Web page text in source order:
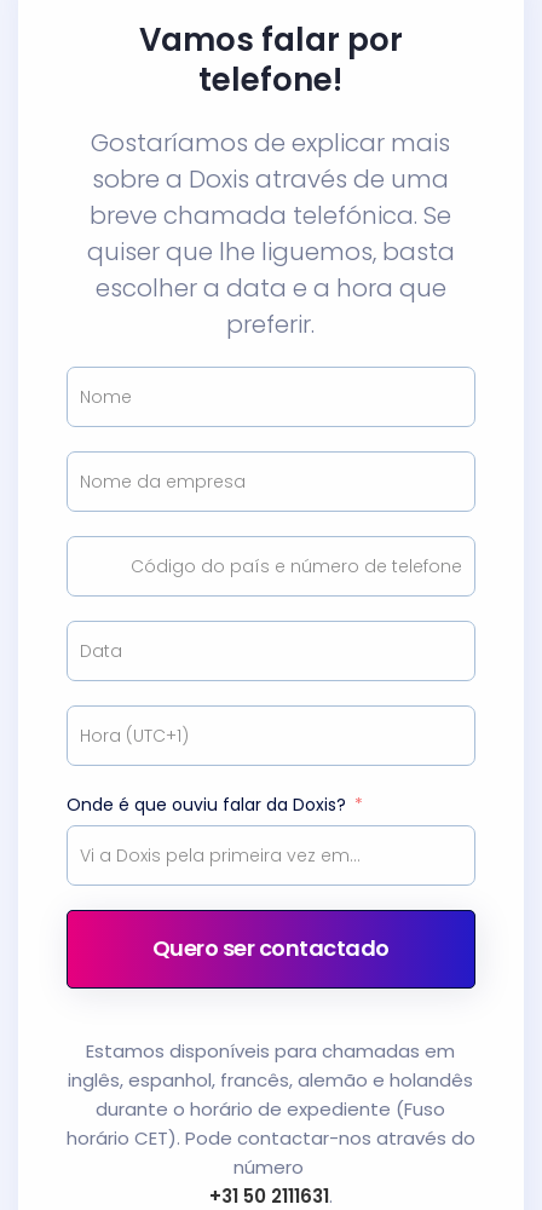
Vamos falar por
telefone!
Gostaríamos de explicar mais
sobre a Doxis através de uma
breve chamada telefónica. Se
quiser que lhe liguemos, basta
escolher a data e a hora que
preferir.
Onde é que ouviu falar da Doxis?
Quero ser contactado
Estamos disponíveis para chamadas em
inglês, espanhol, francês, alemão e holandês
durante o horário de expediente (Fuso
horário CET). Pode contactar-nos através do
número
+31 50 2111631.